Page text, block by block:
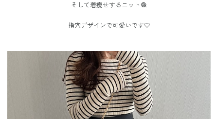
そして着痩せするニット🧶
指穴デザインで可愛いです🤍